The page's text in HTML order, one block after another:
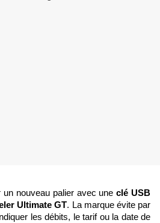
un nouveau palier avec uneclé USB
Ultimate GT. La marque évite par
les débits, le tarif ou la date de